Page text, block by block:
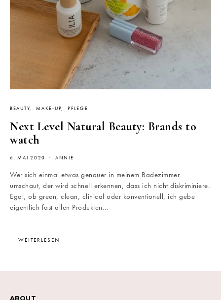
BEAUTY MAKE-UP PFLEGE
Next Level Natural Beauty: Brands to
watch
6. MAI 2020 ANNIE
Wer sich einmal etwas genauer in meinem Badezimmer
umschaut, der wird schnell erkennen, dass ich nicht diskriminiere.
Egal, ob green, clean, clinical oder konventionell, ich gebe
eigentlich fast allen Produkten…
WEITERLESEN
ABOUT